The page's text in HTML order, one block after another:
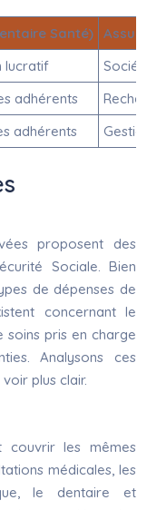
Santé)
lucratif
adhérents
adhérents
proposent des
Sociale. Bien
de dépenses de
concernant le
soins pris en charge
Analysons ces
plus clair.
couvrir les mêmes
médicales, les
le dentaire et